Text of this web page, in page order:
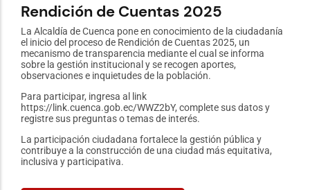
Rendición de Cuentas 2025
La Alcaldía de Cuenca pone en conocimiento de la ciudadanía
el inicio del proceso de Rendición de Cuentas 2025, un
mecanismo de transparencia mediante el cual se informa
sobre la gestión institucional y se recogen aportes,
observaciones e inquietudes de la población.
Para participar, ingresa al link
https://link.cuenca.gob.ec/WWZ2bY, complete sus datos y
registre sus preguntas o temas de interés.
La participación ciudadana fortalece la gestión pública y
contribuye a la construcción de una ciudad más equitativa,
inclusiva y participativa.